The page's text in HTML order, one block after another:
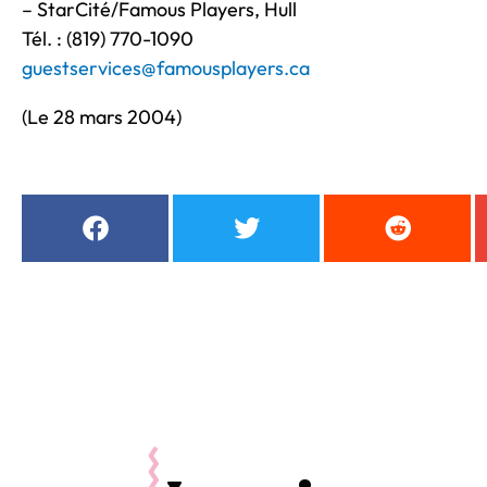
– StarCité/Famous Players, Hull
Tél. : (819) 770-1090
guestservices@famousplayers.ca
(Le 28 mars 2004)